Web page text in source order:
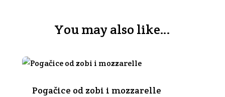
You may also like…
Pogačice od zobi i mozzarelle